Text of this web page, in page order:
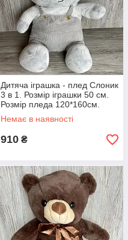
Дитяча іграшка - плед Слоник
3 в 1. Розмір іграшки 50 см.
Розмір пледа 120*160см.
Немає в наявності
910 ₴